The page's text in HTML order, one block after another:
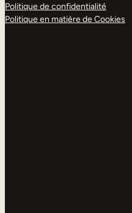
Politique de confidentialité
Politique en matière de Cookies